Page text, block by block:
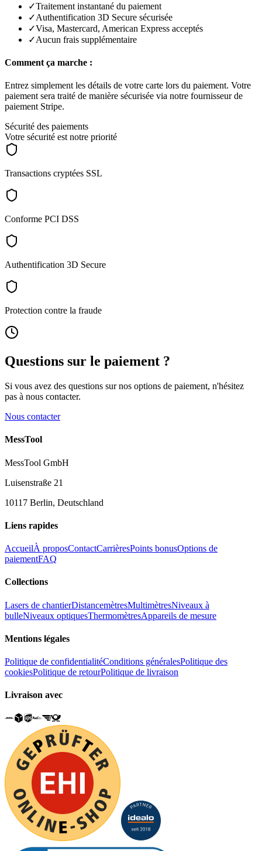
✓Traitement instantané du paiement
✓Authentification 3D Secure sécurisée
✓Visa, Mastercard, American Express acceptés
✓Aucun frais supplémentaire
Comment ça marche :
Entrez simplement les détails de votre carte lors du paiement. Votre
paiement sera traité de manière sécurisée via notre fournisseur de
paiement Stripe.
Sécurité des paiements
Votre sécurité est notre priorité
Transactions cryptées SSL
Conforme PCI DSS
Authentification 3D Secure
Protection contre la fraude
Questions sur le paiement ?
Si vous avez des questions sur nos options de paiement, n'hésitez
pas à nous contacter.
Nous contacter
MessTool
MessTool GmbH
Luisenstraße 21
10117 Berlin, Deutschland
Liens rapides
AccueilÀ proposContactCarrièresPoints bonusOptions de
paiementFAQ
Collections
Lasers de chantierDistancemètresMultimètresNiveaux à
bulleNiveaux optiquesThermomètresAppareils de mesure
Mentions légales
Politique de confidentialitéConditions généralesPolitique des
cookiesPolitique de retourPolitique de livraison
Livraison avec